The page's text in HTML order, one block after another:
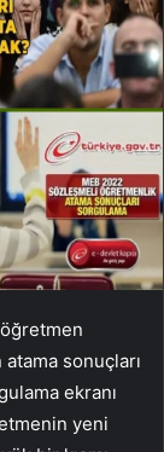
sonuçları
ekranı
yeni